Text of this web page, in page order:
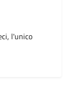
l'unico